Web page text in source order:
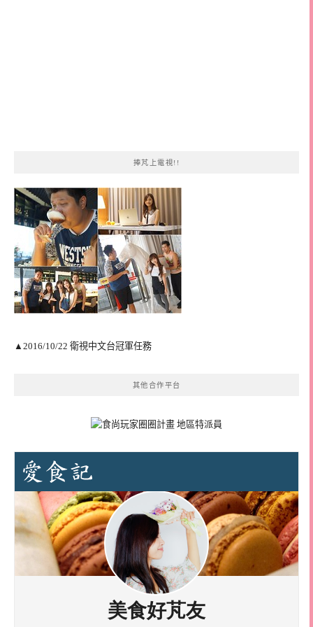
捧芃上電視!!
▲2016/10/22 衛視中文台冠軍任務
其他合作平台